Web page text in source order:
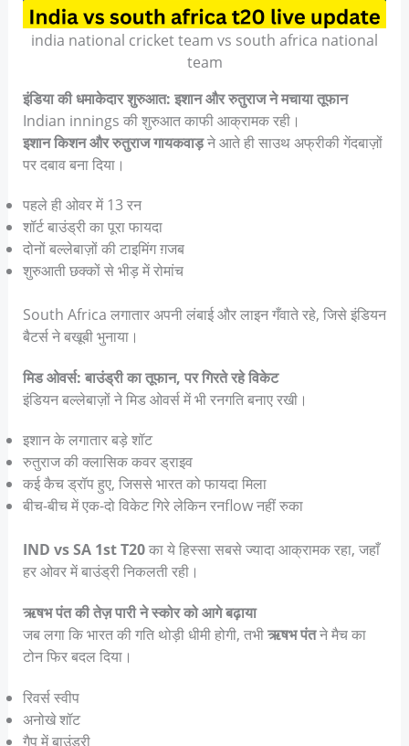
india national cricket team vs south africa national
team
इंडिया की धमाकेदार शुरुआत: इशान और रुतुराज ने मचाया तूफान
Indian innings की शुरुआत काफी आक्रामक रही।
इशान किशन और रुतुराज गायकवाड़ने आते ही साउथ अफ्रीकी गेंदबाज़ों
पर दबाव बना दिया।
पहले ही ओवर में 13 रन
शॉर्ट बाउंड्री का पूरा फायदा
दोनों बल्लेबाज़ों की टाइमिंग ग़जब
शुरुआती छक्कों से भीड़ में रोमांच
South Africa लगातार अपनी लंबाई और लाइन गँवाते रहे, जिसे इंडियन
बैटर्स ने बखूबी भुनाया।
मिड ओवर्स: बाउंड्री का तूफान, पर गिरते रहे विकेट
इंडियन बल्लेबाज़ों ने मिड ओवर्स में भी रनगति बनाए रखी।
इशान के लगातार बड़े शॉट
रुतुराज की क्लासिक कवर ड्राइव
कई कैच ड्रॉप हुए, जिससे भारत को फायदा मिला
बीच-बीच में एक-दो विकेट गिरे लेकिन रनflow नहीं रुका
IND vs SA 1st T20का ये हिस्सा सबसे ज्यादा आक्रामक रहा, जहाँ
हर ओवर में बाउंड्री निकलती रही।
ऋषभ पंत की तेज़ पारी ने स्कोर को आगे बढ़ाया
जब लगा कि भारत की गति थोड़ी धीमी होगी, तभीऋषभ पंतने मैच का
टोन फिर बदल दिया।
रिवर्स स्वीप
अनोखे शॉट
गैप में बाउंड्री